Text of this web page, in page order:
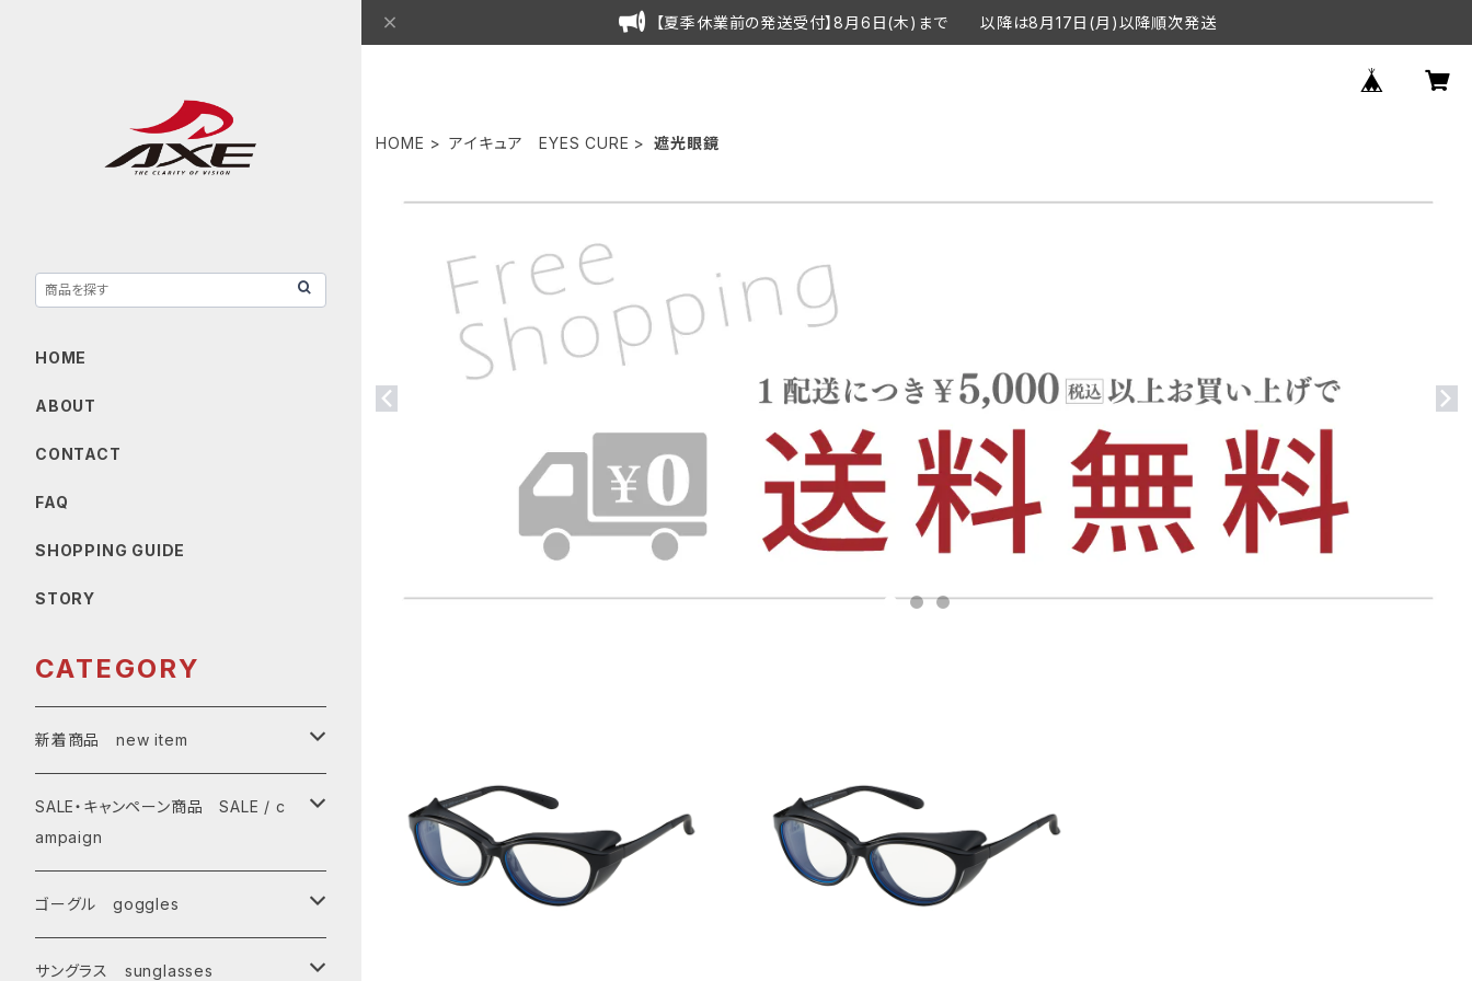
【夏季休業前の発送受付】8月6日(木)まで 以降は8月17日(月)以降順次発送
HOME アイキュア EYES CURE 遮光眼鏡
HOME
ABOUT
CONTACT
FAQ
SHOPPING GUIDE
STORY
CATEGORY
新着商品 new item
ゴーグル
サングラス
SALE・キャンペーン商品 SALE / c
ampaign
SALE・特価商品
キャンペーン対象商品
ゴーグル goggles
メンズ Mens
サングラス sunglasses